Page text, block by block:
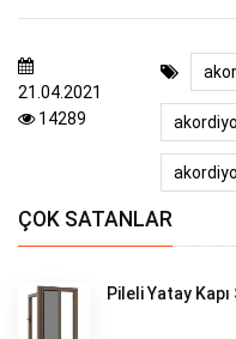
21.04.2021
14289
ÇOK SATANLAR
Pileli Yatay Kapı